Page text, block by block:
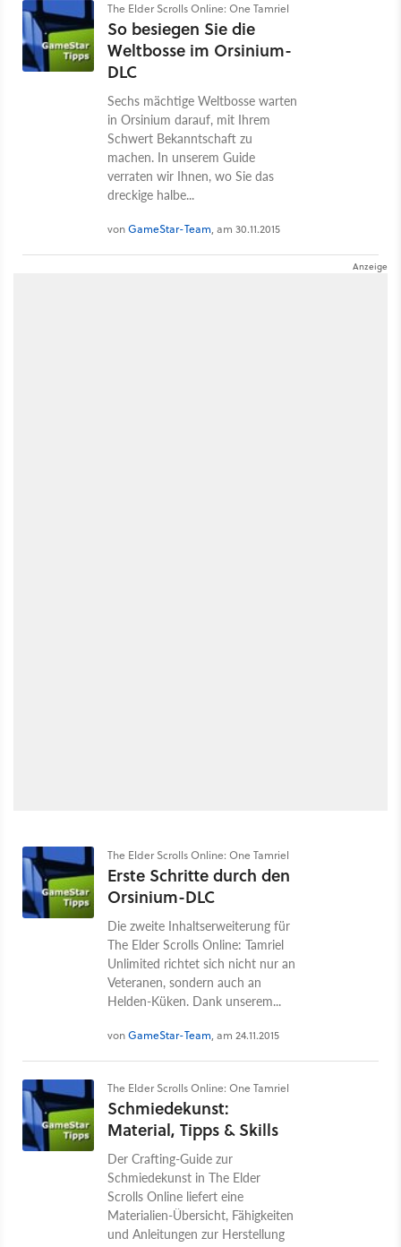
The Elder Scrolls Online: One Tamriel
So besiegen Sie die
Weltbosse im Orsinium-
DLC
Sechs mächtige Weltbosse warten
in Orsinium darauf, mit Ihrem
Schwert Bekanntschaft zu
machen. In unserem Guide
verraten wir Ihnen, wo Sie das
dreckige halbe...
vonGameStar-Team, am 30.11.2015
The Elder Scrolls Online: One Tamriel
Erste Schritte durch den
Orsinium-DLC
Die zweite Inhaltserweiterung für
The Elder Scrolls Online: Tamriel
Unlimited richtet sich nicht nur an
Veteranen, sondern auch an
Helden-Küken. Dank unserem...
vonGameStar-Team, am 24.11.2015
The Elder Scrolls Online: One Tamriel
Schmiedekunst:
Material, Tipps & Skills
Der Crafting-Guide zur
Schmiedekunst in The Elder
Scrolls Online liefert eine
Materialien-Übersicht, Fähigkeiten
und Anleitungen zur Herstellung